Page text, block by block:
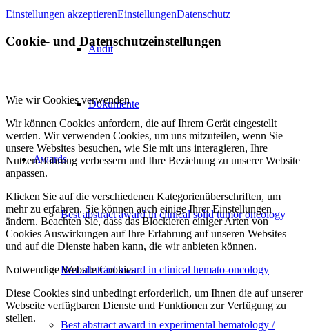
Audit
Dokumente
Awards
Best abstract award in clinical solid tumor oncology
Best abstract award in clinical hemato-oncology
Best abstract award in experimental hematology /
Einstellungen akzeptierenEinstellungenDatenschutz
Cookie- und Datenschutzeinstellungen
Wie wir Cookies verwenden
Wir können Cookies anfordern, die auf Ihrem Gerät eingestellt
werden. Wir verwenden Cookies, um uns mitzuteilen, wenn Sie
unsere Websites besuchen, wie Sie mit uns interagieren, Ihre
Nutzererfahrung verbessern und Ihre Beziehung zu unserer Website
anpassen.
Klicken Sie auf die verschiedenen Kategorienüberschriften, um
mehr zu erfahren. Sie können auch einige Ihrer Einstellungen
ändern. Beachten Sie, dass das Blockieren einiger Arten von
Cookies Auswirkungen auf Ihre Erfahrung auf unseren Websites
und auf die Dienste haben kann, die wir anbieten können.
Notwendige Website Cookies
Diese Cookies sind unbedingt erforderlich, um Ihnen die auf unserer
Webseite verfügbaren Dienste und Funktionen zur Verfügung zu
stellen.